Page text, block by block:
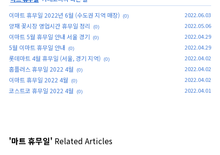
이마트 휴무일 2022년 6월 (수도권 지역 매장)
(0) 2022.06.03
양재 꽃시장 영업시간 휴무일 정리 (0) 2022.05.06
이마트 5월 휴무일 안내 서울 경기 (0) 2022.04.29
5월 이마트 휴무일 안내 (0) 2022.04.29
롯데마트 4월 휴무일 (서울, 경기 지역) (0) 2022.04.02
홈플러스 휴무일 2022 4월 (0) 2022.04.02
이마트 휴무일 2022 4월 (0) 2022.04.02
코스트코 휴무일 2022 4월 (0) 2022.04.01
'마트 휴무일' Related Articles